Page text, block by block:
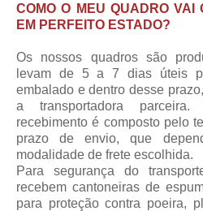
COMO O MEU QUADRO VAI
EM PERFEITO ESTADO?
Os nossos quadros são
levam de 5 a 7 dias úteis
embalado e dentro desse
a transportadora parceira.
recebimento é composto pelo
prazo de envio, que
modalidade de frete escolhida.
Para segurança do
recebem cantoneiras de
para proteção contra poeira,